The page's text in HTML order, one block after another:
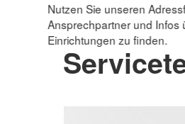
Nutzen Sie unseren
Ansprechpartner und Infos
Einrichtungen zu finden.